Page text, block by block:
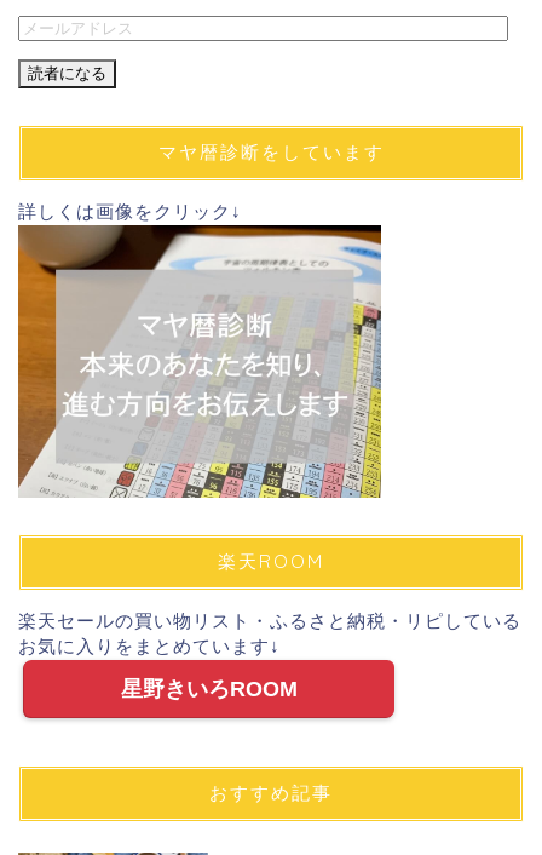
メ
ル
ド
ス
マヤ暦診断をしています
詳しくは画像をクリック↓
楽天ROOM
楽天セールの買い物リスト・ふるさと納税・リピしている
お気に入りをまとめています↓
星野きいろROOM
おすすめ記事